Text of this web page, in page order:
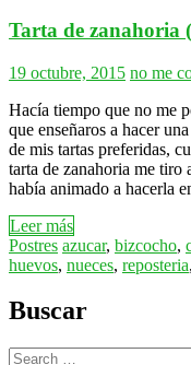
Tarta de zanahoria
19 octubre, 2015 no me
Hacía tiempo que no me
que enseñaros a hacer
de mis tartas preferidas,
tarta de zanahoria me tiro
había animado a hacerla
Leer más
Postres azucar, bizcocho,
huevos, nueces, reposteria,
Buscar